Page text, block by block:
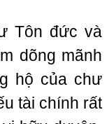
Tôn đức và
dõng mãnh
hộ của chư
tài chính rất